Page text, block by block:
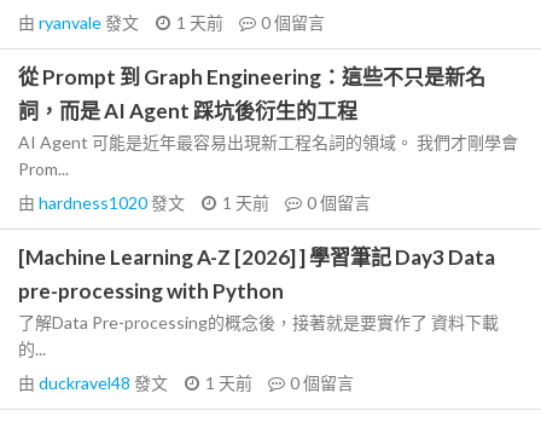
由 ryanvale發文 1 天前 0個留言
從 Prompt 到 Graph Engineering：這些不只是新名
詞，而是 AI Agent 踩坑後衍生的工程
AI Agent 可能是近年最容易出現新工程名詞的領域。 我們才剛學會
Prom...
由 hardness1020發文 1 天前 0個留言
[Machine Learning A-Z [2026] ] 學習筆記 Day3 Data
pre-processing with Python
了解Data Pre-processing的概念後，接著就是要實作了 資料下載
的...
由 duckravel48 發文 1 天前 0個留言